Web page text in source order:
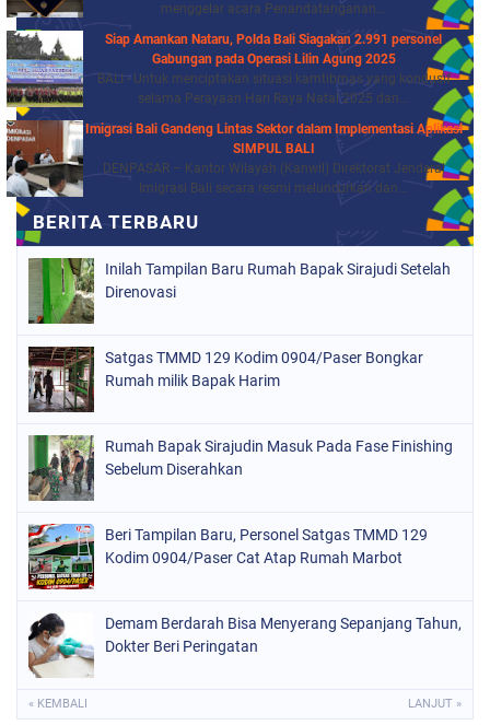
menggelar acara Penandatanganan...
Siap Amankan Nataru, Polda Bali Siagakan 2.991 personel
Gabungan pada Operasi Lilin Agung 2025
BALI - Untuk menciptakan situasi kamtibmas yang kondusif
selama Perayaan Hari Raya Natal 2025 dan...
Imigrasi Bali Gandeng Lintas Sektor dalam Implementasi Aplikasi
SIMPUL BALI
DENPASAR – Kantor Wilayah (Kanwil) Direktorat Jenderal
Imigrasi Bali secara resmi meluncurkan dan...
Inilah Tampilan Baru Rumah Bapak Sirajudi Setelah
Direnovasi
Satgas TMMD 129 Kodim 0904/Paser Bongkar
Rumah milik Bapak Harim
Rumah Bapak Sirajudin Masuk Pada Fase Finishing
Sebelum Diserahkan
Beri Tampilan Baru, Personel Satgas TMMD 129
Kodim 0904/Paser Cat Atap Rumah Marbot
Demam Berdarah Bisa Menyerang Sepanjang Tahun,
Dokter Beri Peringatan
« KEMBALI LANJUT »